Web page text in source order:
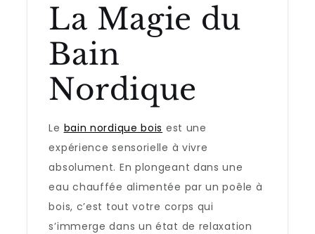
La Magie du
Bain
Nordique
Le bain nordique bois est une
expérience sensorielle à vivre
absolument. En plongeant dans une
eau chauffée alimentée par un poêle à
bois, c’est tout votre corps qui
s’immerge dans un état de relaxation